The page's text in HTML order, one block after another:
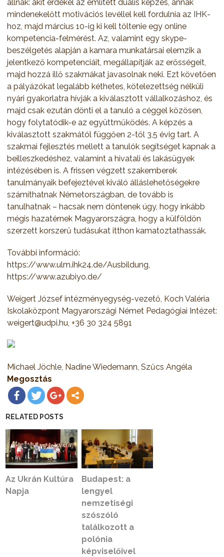
állnak: akit érdekel az említett duális képzés, annak
mindenekelőtt motivációs levéllel kell fordulnia az IHK-
hoz, majd március 10-ig ki kell töltenie egy online
kompetencia-felmérést. Az, valamint egy skype-
beszélgetés alapján a kamara munkatársai elemzik a
jelentkező kompetenciáit, megállapítják az erősségeit,
majd hozzá illő szakmákat javasolnak neki. Ezt követően
a pályázókat legalább kéthetes, kötelezettség nélküli
nyári gyakorlatra hívják a kiválasztott vállalkozáshoz, és
majd csak ezután dönti el a tanuló a céggel közösen,
hogy folytatódik-e az együttműködés. A képzés a
kiválasztott szakmától függően 2-től 3,5 évig tart. A
szakmai fejlesztés mellett a tanulók segítséget kapnak a
beilleszkedéshez, valamint a hivatali és lakásügyek
intézésében is. A frissen végzett szakemberek
tanulmányaik befejeztével kiváló álláslehetőségekre
számíthatnak Németországban, de tovább is
tanulhatnak – hacsak nem döntenek úgy, hogy inkább
mégis hazatérnek Magyarországra, hogy a külföldön
szerzett korszerű tudásukat itthon kamatoztathassák.
További információ:
https://www.ulm.ihk24.de/Ausbildung,
https://www.azubiyo.de/
Weigert József intézményegység-vezető, Koch Valéria
Iskolaközpont Magyarországi Német Pedagógiai Intézet:
weigert@udpi.hu, +36 30 324 5891
Michael Jöchle, Nadine Wiedemann, Szűcs Angéla
Megosztás
RELATED POSTS
Az Ukrán Kultúra
Napja
Budapest: a
lengyel
nemzetiségi
szószóló
találkozott a
polónia
képviselőivel